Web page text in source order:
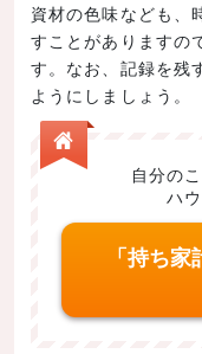
資材の色味なども、
すことがありますの
す。なお、記録を残
ようにしましょう。
自分の
ハ
「持ち